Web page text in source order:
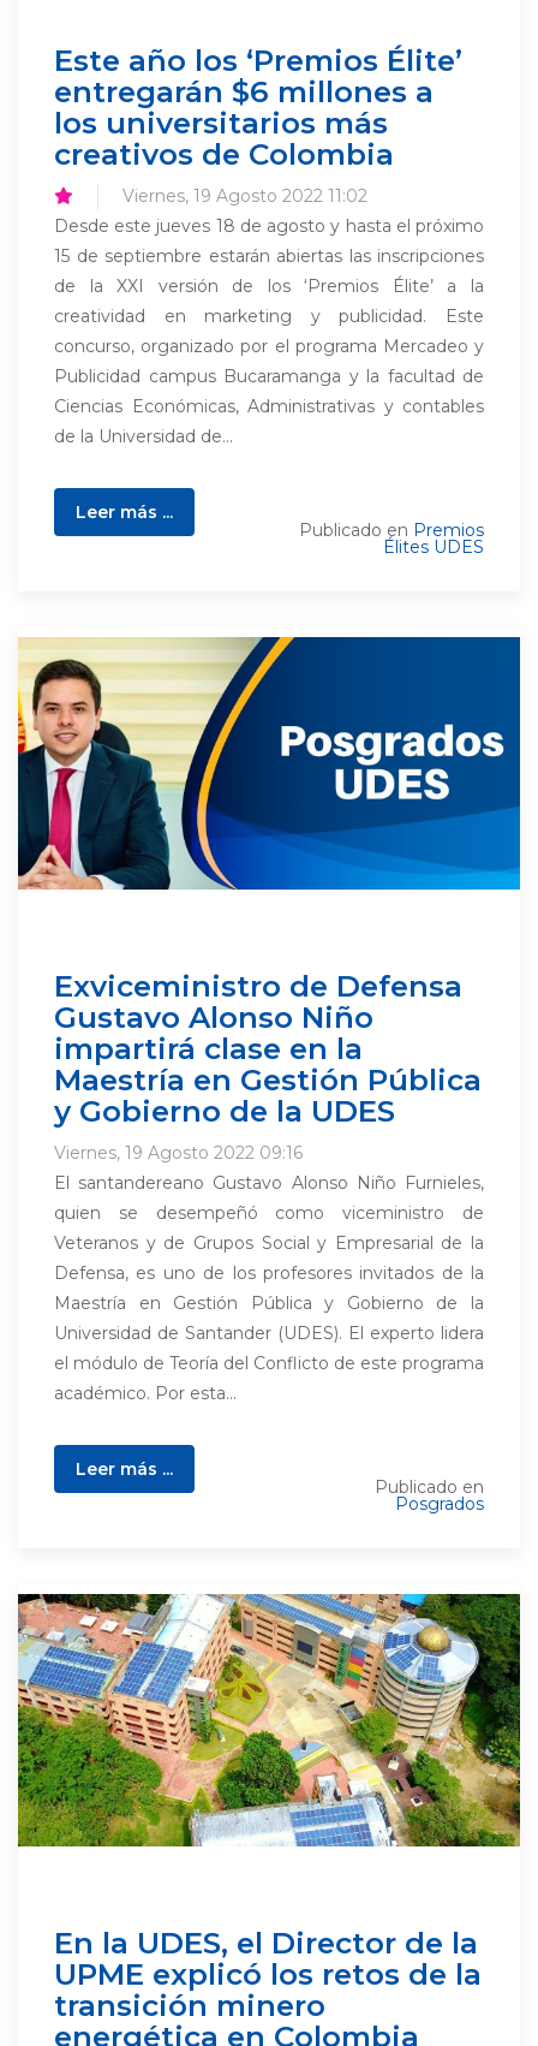
Este año los ‘Premios Élite’
entregarán $6 millones a
los universitarios más
creativos de Colombia
Viernes, 19 Agosto 2022 11:02
Desde este jueves 18 de agosto y hasta el próximo
15 de septiembre estarán abiertas las inscripciones
de la XXI versión de los ‘Premios Élite’ a la
creatividad en marketing y publicidad. Este
concurso, organizado por el programa Mercadeo y
Publicidad campus Bucaramanga y la facultad de
Ciencias Económicas, Administrativas y contables
de la Universidad de...
Leer más ...
Publicado en Premios
Élites UDES
Exviceministro de Defensa
Gustavo Alonso Niño
impartirá clase en la
Maestría en Gestión Pública
y Gobierno de la UDES
Viernes, 19 Agosto 2022 09:16
El santandereano Gustavo Alonso Niño Furnieles,
quien se desempeñó como viceministro de
Veteranos y de Grupos Social y Empresarial de la
Defensa, es uno de los profesores invitados de la
Maestría en Gestión Pública y Gobierno de la
Universidad de Santander (UDES). El experto lidera
el módulo de Teoría del Conflicto de este programa
académico. Por esta...
Leer más ...
Publicado en
Posgrados
En la UDES, el Director de la
UPME explicó los retos de la
transición minero
energética en Colombia